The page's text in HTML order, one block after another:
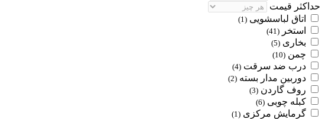
حداکثر قیمت
اتاق لباسشویی (1)
استخر (41)
بخاری (5)
چمن (10)
درب ضد سرقت (4)
دوربین مدار بسته (2)
روف گاردن (3)
کبله چوبی (6)
گرمایش مرکزی (1)